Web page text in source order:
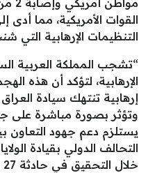
القوات الأمريكية، مما أدى
التنظيمات الإرهابية التي
“تشجب المملكة العربية
الإرهابية، لتؤكد أن هذه
إرهابية تنتهك سيادة
وتؤثر بصورة مباشرة على
يستلزم دعم جهود التعاون
التحالف الدولي بقيادة